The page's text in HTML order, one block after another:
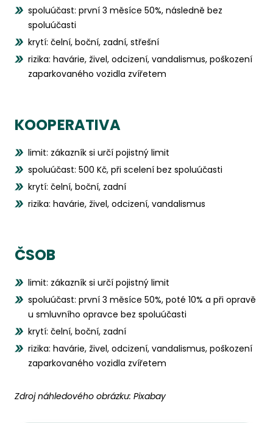
spoluúčast: první 3 měsíce 50%, následně bez
spoluúčasti
krytí: čelní, boční, zadní, střešní
rizika: havárie, živel, odcizení, vandalismus, poškození
zaparkovaného vozidla zvířetem
KOOPERATIVA
limit: zákazník si určí pojistný limit
spoluúčast: 500 Kč, při scelení bez spoluúčasti
krytí: čelní, boční, zadní
rizika: havárie, živel, odcizení, vandalismus
ČSOB
limit: zákazník si určí pojistný limit
spoluúčast: první 3 měsíce 50%, poté 10% a při opravě
u smluvního opravce bez spoluúčasti
krytí: čelní, boční, zadní
rizika: havárie, živel, odcizení, vandalismus, poškození
zaparkovaného vozidla zvířetem
Zdroj náhledového obrázku: Pixabay